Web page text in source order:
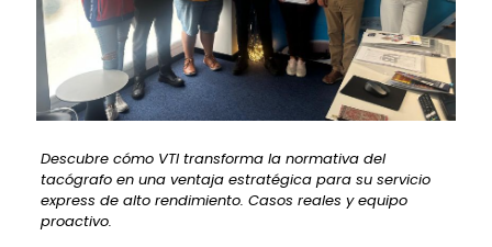
Descubre cómo VTI transforma la normativa del
tacógrafo en una ventaja estratégica para su servicio
express de alto rendimiento. Casos reales y equipo
proactivo.